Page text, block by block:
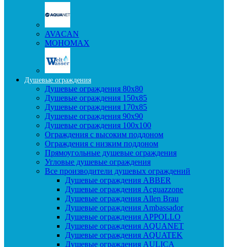
AVACAN
МОНОМАХ
Душевые ограждения
Душевые ограждения 80x80
Душевые ограждения 150x85
Душевые ограждения 170x85
Душевые ограждения 90x90
Душевые ограждения 100x100
Ограждения с высоким поддоном
Ограждения с низким поддоном
Прямоугольные душевые ограждения
Угловые душевые ограждения
Все производители душевых ограждений
Душевые ограждения ABBER
Душевые ограждения Acguazzone
Душевые ограждения Allen Brau
Душевые ограждения Ambassador
Душевые ограждения APPOLLO
Душевые ограждения AQUANET
Душевые ограждения AQUATEK
Душевые ограждения AULICA